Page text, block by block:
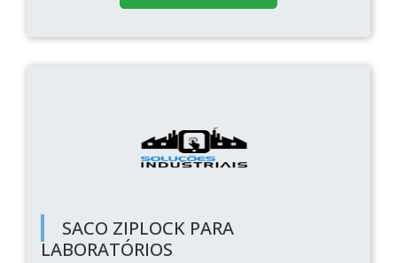
SACO ZIPLOCK PARA
LABORATÓRIOS